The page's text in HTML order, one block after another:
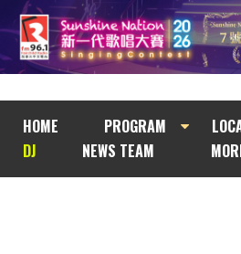
HOME PROGRAM
DJ
NEWS TEAM